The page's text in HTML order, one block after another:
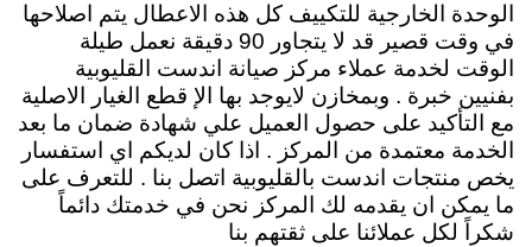
الوحدة الخارجية للتكييف كل هذه الاعطال يتم اصلاحها
في وقت قصير قد لا يتجاور 90 دقيقة نعمل طيلة
الوقت لخدمة عملاء مركز صيانة اندست القليوبية
بفنيين خبرة . وبمخازن لايوجد بها الإ قطع الغيار الاصلية
مع التأكيد على حصول العميل علي شهادة ضمان ما بعد
الخدمة معتمدة من المركز . اذا كان لديكم اي استفسار
يخص منتجات اندست بالقليوبية اتصل بنا . للتعرف على
ما يمكن ان يقدمه لك المركز نحن في خدمتك دائماً
شكراً لكل عملائنا على ثقتهم بنا